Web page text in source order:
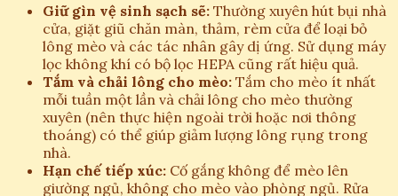
Giữ gìn vệ sinh sạch sẽ: Thường xuyên hút bụi nhà
cửa, giặt giũ chăn màn, thảm, rèm cửa để loại bỏ
lông mèo và các tác nhân gây dị ứng. Sử dụng máy
lọc không khí có bộ lọc HEPA cũng rất hiệu quả.
Tắm và chải lông cho mèo: Tắm cho mèo ít nhất
mỗi tuần một lần và chải lông cho mèo thường
xuyên (nên thực hiện ngoài trời hoặc nơi thông
thoáng) có thể giúp giảm lượng lông rụng trong
nhà.
Hạn chế tiếp xúc: Cố gắng không để mèo lên
giường ngủ, không cho mèo vào phòng ngủ. Rửa